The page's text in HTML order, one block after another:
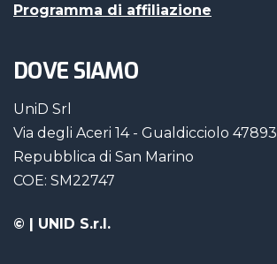
Programma di affiliazione
DOVE SIAMO
UniD Srl
Via degli Aceri 14 - Gualdicciolo 47893
Repubblica di San Marino
COE: SM22747
© | UNID S.r.l.